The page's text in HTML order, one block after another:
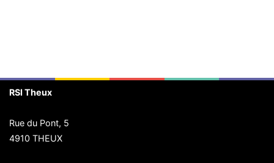
RSI Theux
Rue du Pont, 5
4910 THEUX